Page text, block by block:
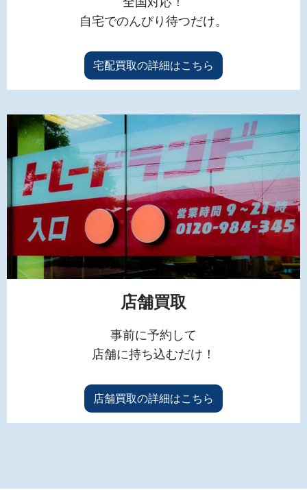
自宅でのんびり待つだけ。
宅配買取の詳細はこちら
店舗買取
事前に予約して
店舗に持ち込むだけ！
店舗買取の詳細はこちら